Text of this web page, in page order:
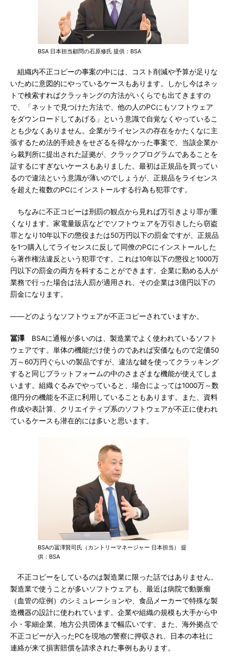
BSA 日本担当顧問の石原修氏 提供：BSA
組織内不正コピーの事案の中には、コスト削減や予算が足りな
いために意図的にやっているケースもあります。しかし今はネッ
トで検索すればクラッキングの方法がいくらでも出てきますの
で、「ネットで見つけた方法で、他の人のPCにもソフトウェア
をダウンロードしてあげる」という意識で自覚なくやっているこ
とも少なくありません。企業がライセンスの存在をかたくなに主
張するため法的手続きをせざるを得なかった事案で、当該企業か
ら裁判所に提出された証拠が、クラックプログラムであることを
証するにすぎないケースもありました。最初は正規品を買ってい
るので違法という意識が薄いのでしょうが、正規品をライセンス
を超えた複数のPCにインストールする行為も犯罪です。
ちなみに不正コピーは刑罰の観点から見れば万引きより罪が重
くなります。家電量販店などでソフトウェアを万引きしたら窃盗
罪となり10年以下の懲役または50万円以下の罰金ですが、正規品
を1つ購入してライセンスに反して同僚のPCにインストールした
ら著作権法違反という犯罪です。これは10年以下の懲役と1000万
円以下の罰金の両方を科することができます。企業に勤める人が
業務で行った場合は法人罰が適用され、その企業は3億円以下の
罰金になります。
――どのようなソフトウェアが不正コピーされていますか。
冨澤BSAに通報が多いのは、製造業でよく使われているソフト
ウェアです。単体の機能だけ使うのであれば安価なもので定価50
万～60万円ぐらいの製品ですが、違法な鍵を使ってクラッキング
すると同じプラットフォームの中のさまざまな機能が使えてしま
います。組織ぐるみでやっていると、場合によっては1000万～数
億円分の機能を不正に利用していることもあります。また、資料
作成や表計算、クリエイティブ系のソフトウェアが不正に使われ
ているケースも潜在的には多いと思います。
BSAの冨澤賢司氏（カントリーマネージャー 日本担当） 提
供：BSA
不正コピーをしているのは製造業に限った話ではありません。
製造業で使うことが多いソフトウェアも、最近は病院で動脈瘤
（血管の症例）のシミュレーションや、食品メーカーで特殊な製
造機器の設計に使われています。企業や組織の規模も大手から中
小・零細企業、地方公共団体まで幅広いです。また、海外拠点で
不正コピーが入ったPCを現地の警察に押収され、日本の本社に
連絡が来て損害賠償を請求された事例もあります。